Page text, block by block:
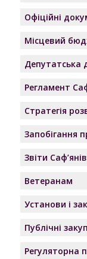
Офіційні
Місцевий
Депутатська
Регламент
Стратегія
Запобігання
Звіти
Ветеранам
Установи і
Публічні
Регуляторна